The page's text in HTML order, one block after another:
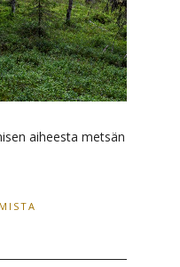
aiheesta metsän